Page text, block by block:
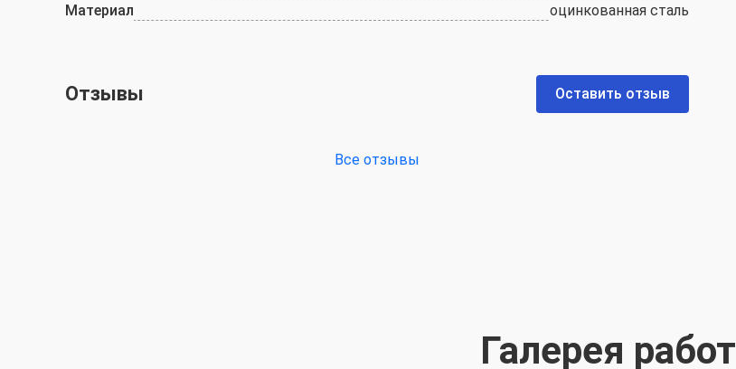
Материал
оцинкованная сталь
Отзывы Оставить отзыв
Все отзывы
Галерея работ